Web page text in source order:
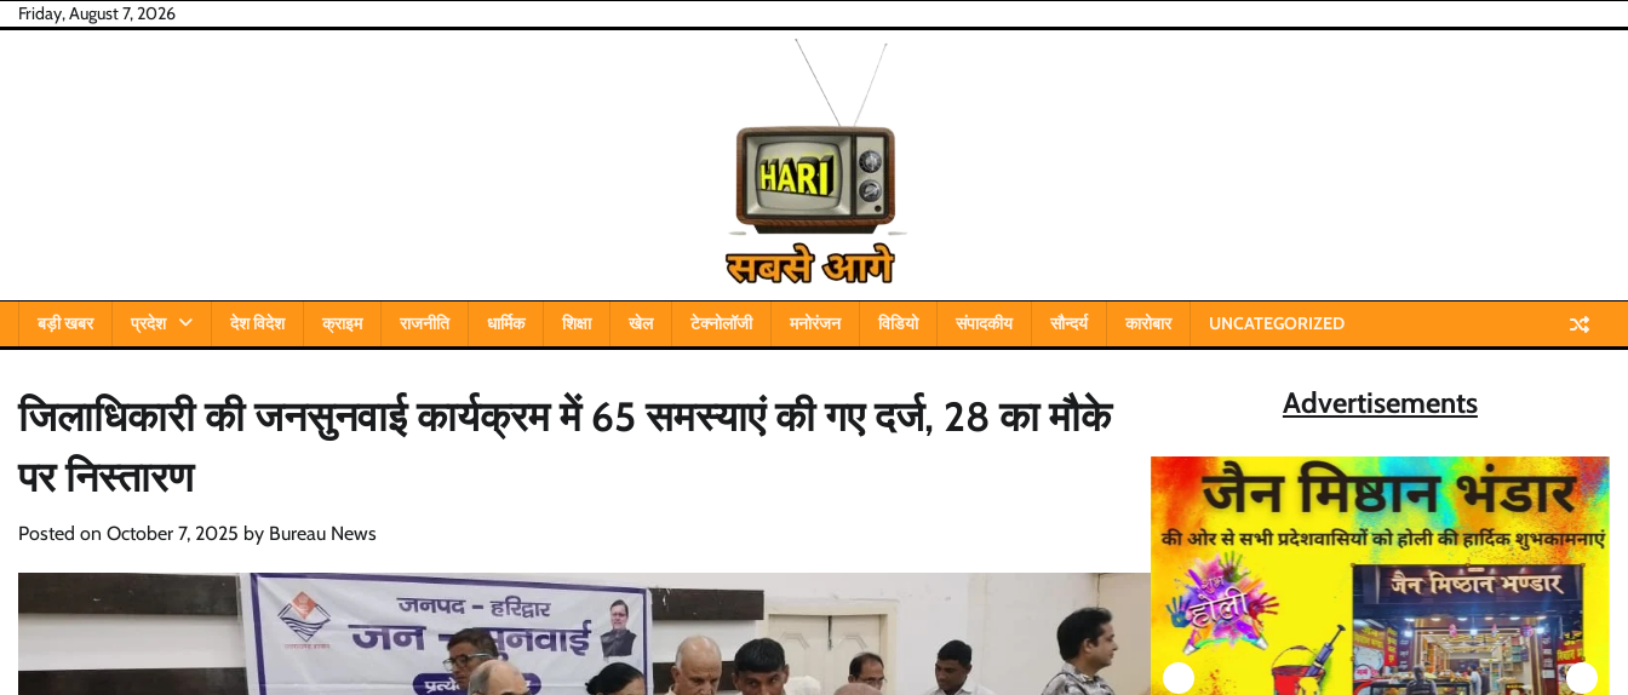
SkipFriday, August 7, 2026
बड़ी खबर प्रदेश देश विदेश क्राइम राजनीति धार्मिक शिक्षा खेल टेक्नोलॉजी मनोरंजन विडियो संपादकीय सौन्दर्य कारोबार UNCATEGORIZED
जिलाधिकारी की जनसुनवाई कार्यक्रम में 65 समस्याएं की गए दर्ज, 28 का मौके
पर निस्तारण
Posted on October 7, 2025 by Bureau News
Advertisements